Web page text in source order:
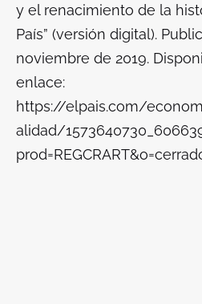
y el renacimiento de la
País” (versión digital).
noviembre de 2019.
enlace:
https://elpais.com/
alidad/